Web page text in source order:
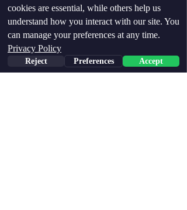
Phone Email Facebook
cookies are essential, while others help us
understand how you interact with our site. You
can manage your preferences at any time.
Privacy Policy
Reject Preferences Accept